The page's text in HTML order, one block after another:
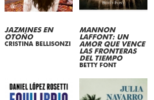
JAZMINES EN
OTOÑO
CRISTINA BELLISONZI
MANNON
LAFFONT: UN
AMOR QUE VENCE
LAS FRONTERAS
DEL TIEMPO
BETTY FONT